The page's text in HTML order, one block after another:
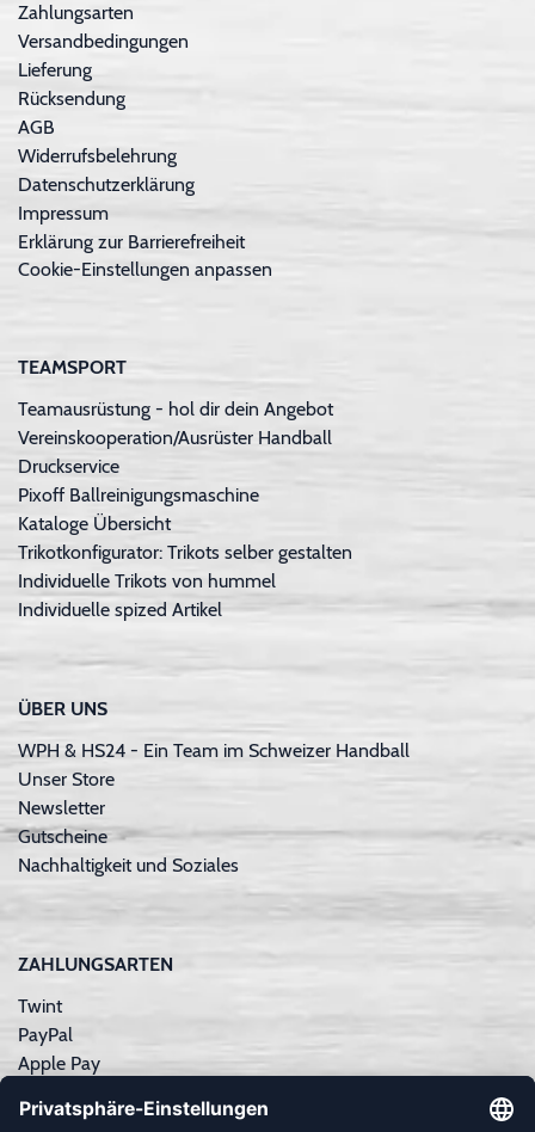
Zahlungsarten
Versandbedingungen
Lieferung
Rücksendung
AGB
Widerrufsbelehrung
Datenschutzerklärung
Impressum
Erklärung zur Barrierefreiheit
Cookie-Einstellungen anpassen
TEAMSPORT
Teamausrüstung - hol dir dein Angebot
Vereinskooperation/Ausrüster Handball
Druckservice
Pixoff Ballreinigungsmaschine
Kataloge Übersicht
Trikotkonfigurator: Trikots selber gestalten
Individuelle Trikots von hummel
Individuelle spized Artikel
ÜBER UNS
WPH & HS24 - Ein Team im Schweizer Handball
Unser Store
Newsletter
Gutscheine
Nachhaltigkeit und Soziales
ZAHLUNGSARTEN
Twint
PayPal
Apple Pay
Kreditkarte